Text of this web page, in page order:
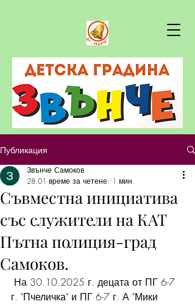
Публикация
Съвместна инициатива
със служители на КАТ
Пътна полиция-град
Самоков.
Звънче Самоков
28.01 време за четене: 1 мин.
г. "Пчеличка" и ПГ 6-7 г. А "Мики